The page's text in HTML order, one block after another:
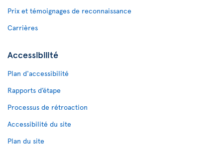
Prix et témoignages de reconnaissance
Carrières
Accessibilité
Plan d'accessibilité
Rapports d’étape
Processus de rétroaction
Accessibilité du site
Plan du site